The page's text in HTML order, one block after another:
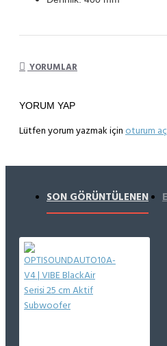
YORUMLAR
YORUM YAP
Lütfen yorum yazmak için oturum
SON GÖRÜNTÜLENEN